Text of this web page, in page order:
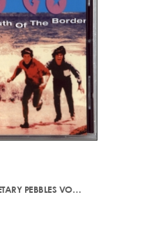
– EXITOS A GO GO - PLANETARY PEBBLES VOL. 2